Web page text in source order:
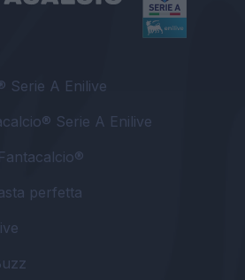
Serie A Enilive
Serie A Enilive
perfetta